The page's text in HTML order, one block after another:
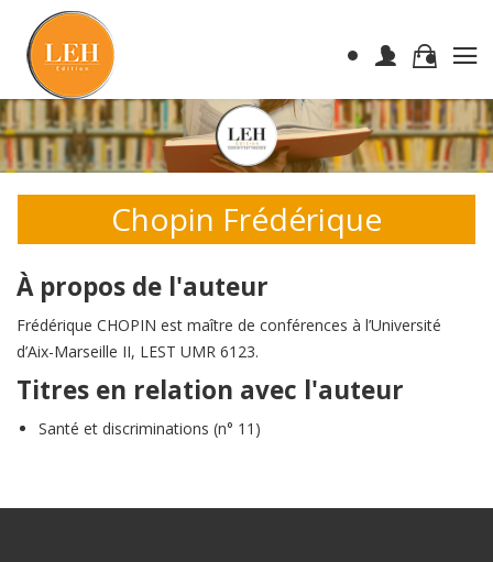
Chopin Frédérique
À propos de l'auteur
Frédérique CHOPIN est maître de conférences à l’Université
d’Aix-Marseille II, LEST UMR 6123.
Titres en relation avec l'auteur
Santé et discriminations (n° 11)